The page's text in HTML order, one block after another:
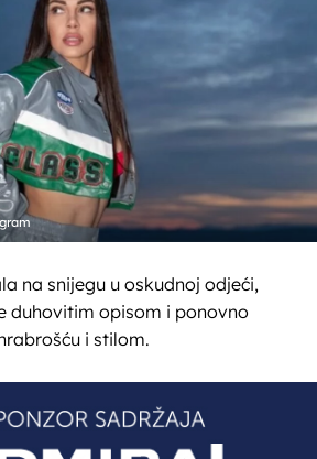
na snijegu u oskudnoj odjeći,
duhovitim opisom i ponovno
i stilom.
OBAVIJESTI